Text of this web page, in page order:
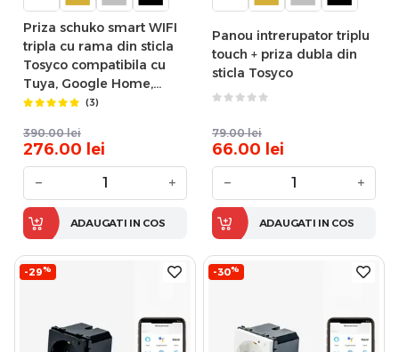
Priza schuko smart WIFI
tripla cu rama din sticla
Tosyco compatibila cu
Tuya, Google Home,
Amazon Alexa
(3)
390.00 lei
276.00 lei
− +
ADAUGATI IN COS
Panou intrerupator triplu
touch + priza dubla din
sticla Tosyco
79.00 lei
66.00 lei
− +
ADAUGATI IN COS
-29% -30%